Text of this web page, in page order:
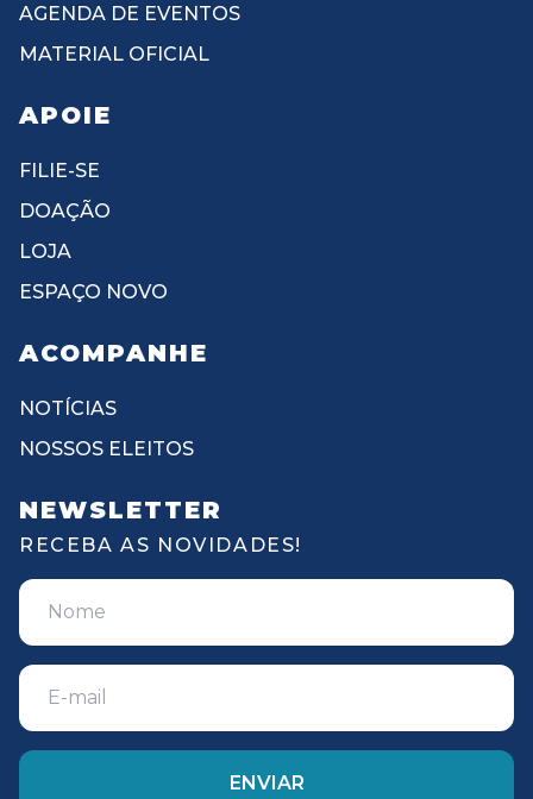
AGENDA DE EVENTOS
MATERIAL OFICIAL
APOIE
FILIE-SE
DOAÇÃO
LOJA
ESPAÇO NOVO
ACOMPANHE
NOTÍCIAS
NOSSOS ELEITOS
NEWSLETTER
RECEBA AS NOVIDADES!